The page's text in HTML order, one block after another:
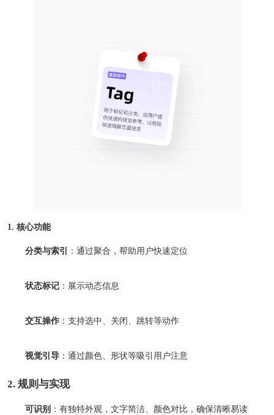
1. 核心功能
分类与索引 ：通过聚合，帮助用户快速定位
状态标记：展示动态信息
交互操作：支持选中、关闭、跳转等动作
视觉引导：通过颜色、形状等吸引用户注意
2. 规则与实现
可识别 ：有独特外观，文字简洁、颜色对比，确保清晰易读